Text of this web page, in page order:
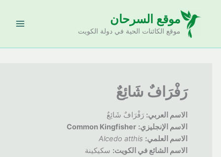
موقع السرحان
موقع الكائنات الحية في دولة الكويت
رَفْرَافٌ شَائِعٌ
الاسم العربي:رَفْرَافٌ شَائِعٌ
الاسم الإنجليزي: Common Kingfisher
الاسم العلمي: Alcedo atthis
الاسم الشائع في الكويت:سكيكينة